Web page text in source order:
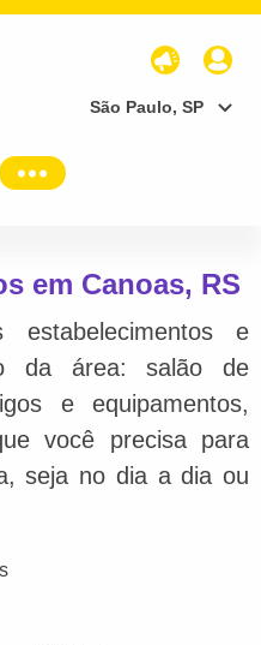
São Paulo, SP
em Canoas, RS
estabelecimentos e
da área: salão de
e equipamentos,
você precisa para
seja no dia a dia ou